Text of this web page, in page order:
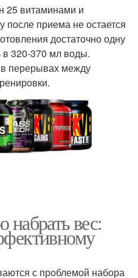
25 витаминами и
после приема не остается
достаточно одну
320-370 мл воды.
перерывах между
вес:
с проблемой набора